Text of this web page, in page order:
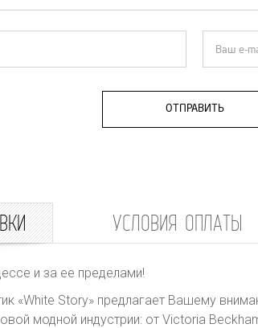
ОТПРАВИТЬ
УСЛОВИЯ ОПЛАТЫ
и за ее пределами!
«White Story» предлагает Вашему
модной индустрии: от Victoria